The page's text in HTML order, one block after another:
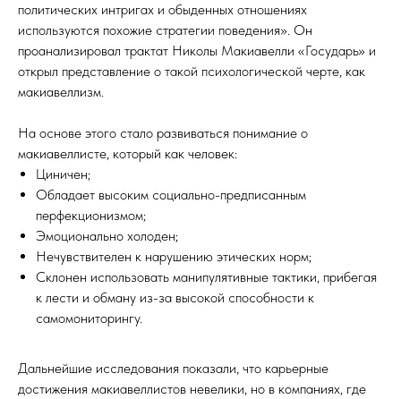
политических интригах и обыденных отношениях
используются похожие стратегии поведения». Он
проанализировал трактат Николы Макиавелли «Государь» и
открыл представление о такой психологической черте, как
макиавеллизм.
На основе этого стало развиваться понимание о
макиавеллисте, который как человек:
Циничен;
Обладает высоким социально-предписанным
перфекционизмом;
Эмоционально холоден;
Нечувствителен к нарушению этических норм;
Склонен использовать манипулятивные тактики, прибегая
к лести и обману из-за высокой способности к
самомониторингу.
Дальнейшие исследования показали, что карьерные
достижения макиавеллистов невелики, но в компаниях, где